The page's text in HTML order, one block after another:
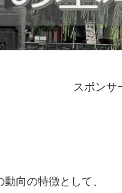
スポンサ
向の特徴として、